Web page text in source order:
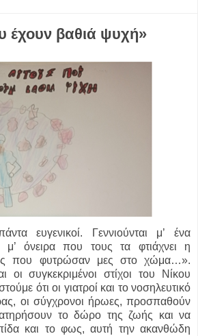
έχουν βαθιά ψυχή»
ευγενικοί. Γεννιούνται μ’ ένα
μ’ όνειρα που τους τα φτιάχνει η
που φυτρώσαν μες στο χώμα…».
οι συγκεκριμένοι στίχοι του Νίκου
ότι οι γιατροί και το νοσηλευτικό
οι σύγχρονοι ήρωες, προσπαθούν
το δώρο της ζωής και να
και το φως, αυτή την ακανθώδη